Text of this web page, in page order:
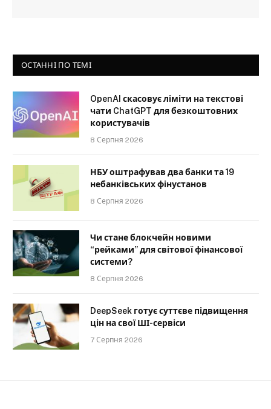
ОСТАННІ ПО ТЕМІ
OpenAI скасовує ліміти на текстові
чати ChatGPT для безкоштовних
користувачів
8 Серпня 2026
НБУ оштрафував два банки та 19
небанківських фінустанов
8 Серпня 2026
Чи стане блокчейн новими
“рейками” для світової фінансової
системи?
8 Серпня 2026
DeepSeek готує суттєве підвищення
цін на свої ШІ-сервіси
7 Серпня 2026